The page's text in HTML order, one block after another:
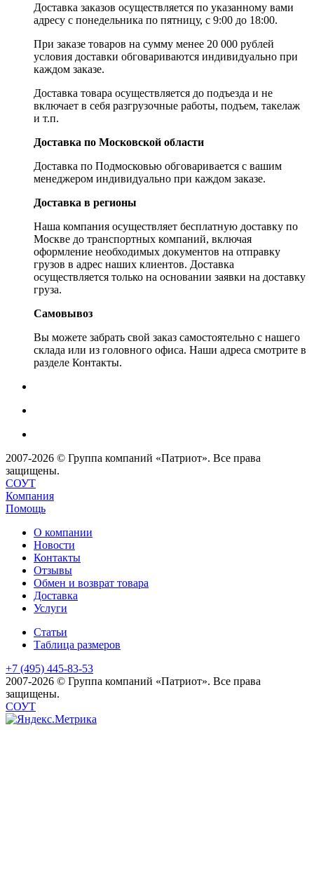
Доставка заказов осуществляется по указанному вами
адресу c понедельника по пятницу, с 9:00 до 18:00.
При заказе товаров на сумму менее 20 000 рублей
условия доставки обговариваются индивидуально при
каждом заказе.
Доставка товара осуществляется до подъезда и не
включает в себя разгрузочные работы, подъем, такелаж
и т.п.
Доставка по Московской области
Доставка по Подмосковью обговаривается с вашим
менеджером индивидуально при каждом заказе.
Доставка в регионы
Наша компания осуществляет бесплатную доставку по
Москве до транспортных компаний, включая
оформление необходимых документов на отправку
грузов в адрес наших клиентов. Доставка
осуществляется только на основании заявки на доставку
груза.
Самовывоз
Вы можете забрать свой заказ самостоятельно с нашего
склада или из головного офиса. Наши адреса смотрите в
разделе Контакты.
2007-2026 © Группа компаний «Патриот». Все права
защищены.
СОУТ
Компания
Помощь
О компании
Новости
Контакты
Отзывы
Обмен и возврат товара
Доставка
Услуги
Статьи
Таблица размеров
+7 (495) 445-83-53
2007-2026 © Группа компаний «Патриот». Все права
защищены.
СОУТ